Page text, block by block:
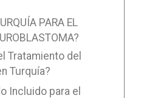
PARA EL
Tratamiento del
Turquía?
Incluido para el